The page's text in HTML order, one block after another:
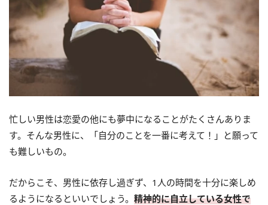
忙しい男性は恋愛の他にも夢中になることがたくさんありま
す。そんな男性に、「自分のことを一番に考えて！」と願って
も難しいもの。
だからこそ、男性に依存し過ぎず、1人の時間を十分に楽しめ
るようになるといいでしょう。 精神的に自立している女性で